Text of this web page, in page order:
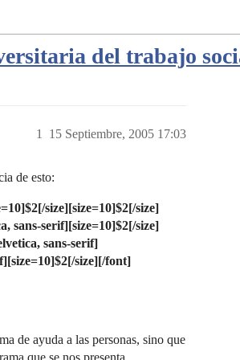
del trabajo
15 Septiembre, 2005 17:03
1
de esto:
size][size=10]$2[/size]
sans-serif][size=10]$2[/size]
sans-serif]
size][/font]
de ayuda a las personas, sino que
que se nos presenta…